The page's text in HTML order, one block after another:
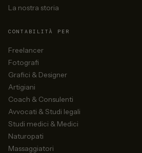
La nostra storia
CONTABILITÀ PER
Freelancer
Fotografi
Grafici & Designer
Artigiani
Coach & Consulenti
Avvocati & Studi legali
Studi medici & Medici
Naturopati
Massaggiatori